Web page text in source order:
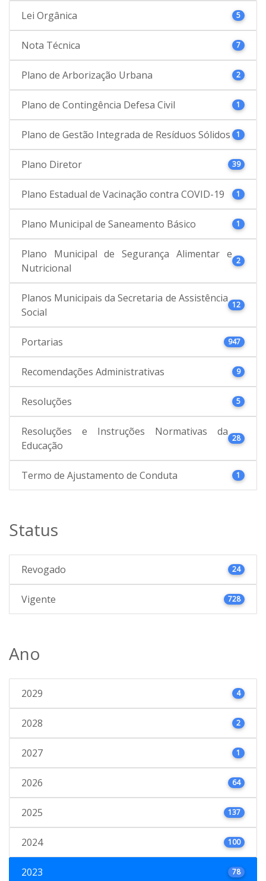
Lei Orgânica 5
Nota Técnica 7
Plano de Arborização Urbana 2
Plano de Contingência Defesa Civil 1
Plano de Gestão Integrada de Resíduos Sólidos 1
Plano Diretor 39
Plano Estadual de Vacinação contra COVID-19 1
Plano Municipal de Saneamento Básico 1
Plano Municipal de Segurança Alimentar e
Nutricional
2
Planos Municipais da Secretaria de Assistência
Social
12
Portarias 947
Recomendações Administrativas 9
Resoluções 5
Resoluções e Instruções Normativas da
Educação
28
Termo de Ajustamento de Conduta 1
Status
Revogado 24
Vigente 728
Ano
2029 4
2028 2
2027 1
2026 64
2025 137
2024 100
2023 78